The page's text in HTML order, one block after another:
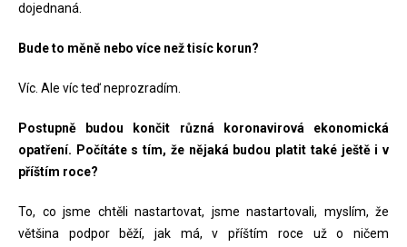
dojednaná.
Bude to měně nebo více než tisíc korun?
Víc. Ale víc teď neprozradím.
Postupně budou končit různá koronavirová ekonomická
opatření. Počítáte s tím, že nějaká budou platit také ještě i v
příštím roce?
To, co jsme chtěli nastartovat, jsme nastartovali, myslím, že
většina podpor běží, jak má, v příštím roce už o ničem